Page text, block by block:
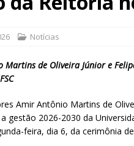
Notícias
Martins de Oliveira Júnior e
Amir Antônio Martins de
gestão 2026-2030 da
feira, dia 6, da cerimônia